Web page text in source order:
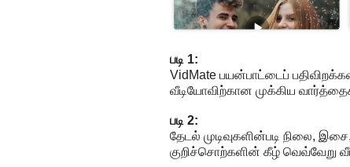
படி 1:
VidMate பயன்பாட்டைப்
வீடியோவிற்கான முக்கிய
படி 2:
தேடல் முடிவுகளின்படி நிலை,
குறிச்சொற்களின் கீழ் வெவ்வேறு